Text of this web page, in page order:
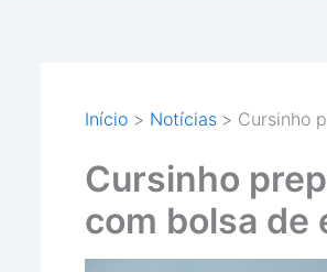
Início Notícias Cursinho
Cursinho
com bolsa de